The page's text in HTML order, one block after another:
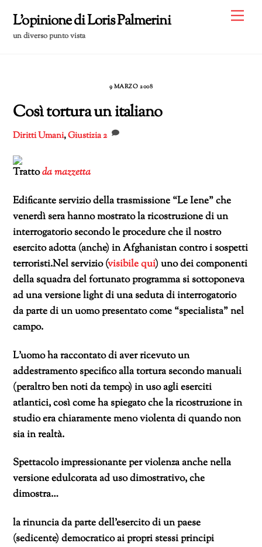
content
L'opinione di Loris Palmerini
un diverso punto vista
9 MARZO 2008
Così tortura un italiano
Diritti Umani,Giustizia2
Trattoda mazzetta
Edificante servizio della trasmissione “Le Iene” che
venerdì sera hanno mostrato la ricostruzione di un
interrogatorio secondo le procedure che il nostro
esercito adotta (anche) in Afghanistan contro i sospetti
terroristi.Nel servizio (visibile qui) uno dei componenti
della squadra del fortunato programma si sottoponeva
ad una versione light di una seduta di interrogatorio
da parte di un uomo presentato come “specialista” nel
campo.
L’uomo ha raccontato di aver ricevuto un
addestramento specifico alla tortura secondo manuali
(peraltro ben noti da tempo) in uso agli eserciti
atlantici, così come ha spiegato che la ricostruzione in
studio era chiaramente meno violenta di quando non
sia in realtà.
Spettacolo impressionante per violenza anche nella
versione edulcorata ad uso dimostrativo, che
dimostra…
la rinuncia da parte dell’esercito di un paese
(sedicente) democratico ai propri stessi principi